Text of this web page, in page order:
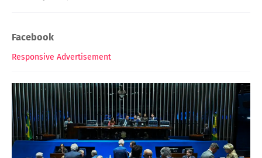
Facebook
Responsive Advertisement